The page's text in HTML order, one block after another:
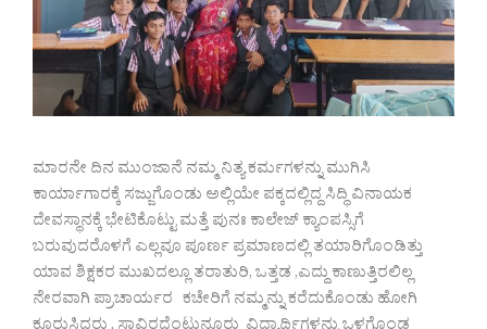
ಮಾರನೇ ದಿನ ಮುಂಜಾನೆ ನಮ್ಮ ನಿತ್ಯ ಕರ್ಮಗಳನ್ನು ಮುಗಿಸಿ
ಕಾರ್ಯಾಗಾರಕ್ಕೆ ಸಜ್ಜುಗೊಂಡು ಅಲ್ಲಿಯೇ ಪಕ್ಕದಲ್ಲಿದ್ದ ಸಿದ್ಧಿ ವಿನಾಯಕ
ದೇವಸ್ಥಾನಕ್ಕೆ ಭೇಟಿಕೊಟ್ಟು ಮತ್ತೆ ಪುನಃ ಕಾಲೇಜ್ ಕ್ಯಾಂಪಸ್ಸಿಗೆ
ಬರುವುದರೊಳಗೆ ಎಲ್ಲವೂ ಪೂರ್ಣ ಪ್ರಮಾಣದಲ್ಲಿ ತಯಾರಿಗೊಂಡಿತ್ತು
ಯಾವ ಶಿಕ್ಷಕರ ಮುಖದಲ್ಲೂ ತರಾತುರಿ, ಒತ್ತಡ ,ಎದ್ದು ಕಾಣುತ್ತಿರಲಿಲ್ಲ
ನೇರವಾಗಿ ಪ್ರಾಚಾರ್ಯರ ಕಚೇರಿಗೆ ನಮ್ಮನ್ನು ಕರೆದುಕೊಂಡು ಹೋಗಿ